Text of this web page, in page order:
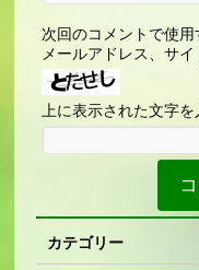
次回のコメントで使用
メールアドレス、サイ
上に表示された文字
カテゴリー